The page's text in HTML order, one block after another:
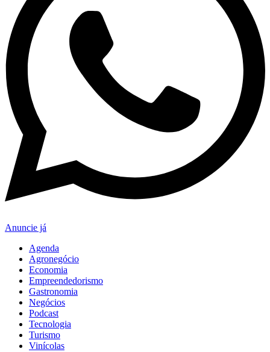
Anuncie já
Agenda
Agronegócio
Economia
Empreendedorismo
Gastronomia
Negócios
Podcast
Tecnologia
Turismo
Vinícolas